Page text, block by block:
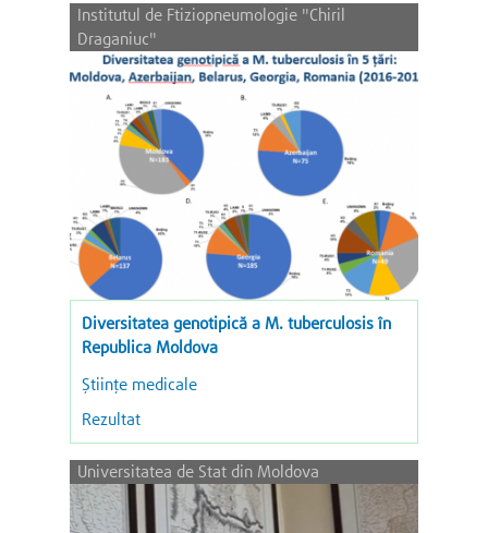
Institutul de Ftiziopneumologie "Chiril
Draganiuc"
Diversitatea genotipică a M. tuberculosis în
Republica Moldova
Științe medicale
Rezultat
Universitatea de Stat din Moldova